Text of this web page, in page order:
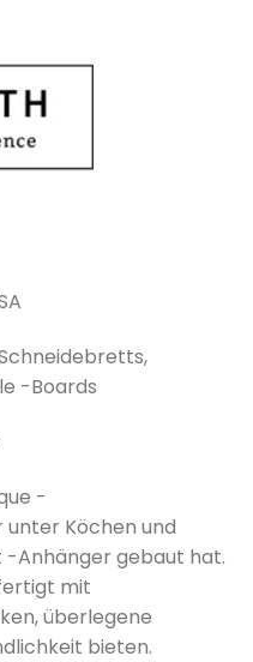
-Boards
-
Köchen und
-Anhänger gebaut hat.
mit
überlegene
bieten.